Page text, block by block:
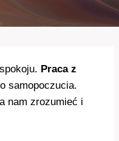
Praca z
samopoczucia.
nam zrozumieć i